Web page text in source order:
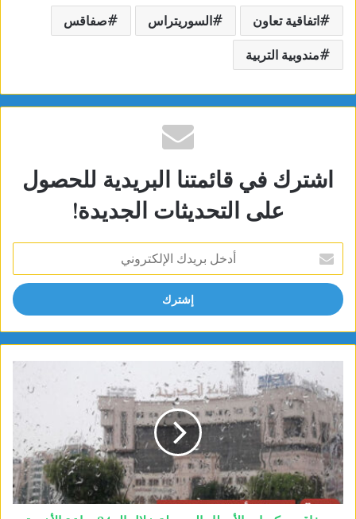
اتفاقية تعاون السوريتراس صفاقس
مندوبية التربية
اشترك في قائمتنا البريدية للحصول
على التحديثات الجديدة!
بريدك
الإلكتروني